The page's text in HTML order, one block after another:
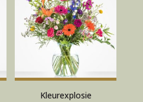
Kleurexplosie